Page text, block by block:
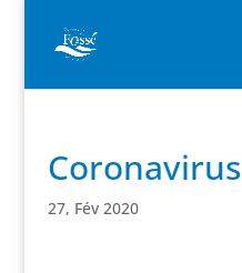
Coronavirus
27, Fév 2020